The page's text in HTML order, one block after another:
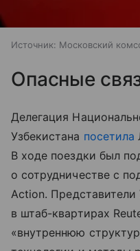
Источник: Московский
Опасные
Делегация
Узбекистана посетила
В ходе поездки был
о сотрудничестве с
Action. Представители
в штаб-квартирах
«внутреннюю